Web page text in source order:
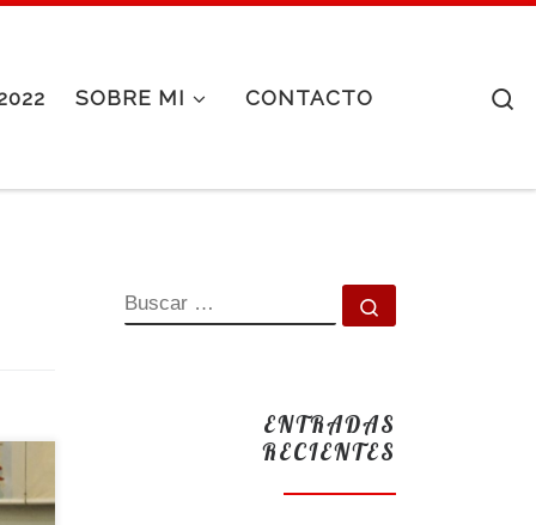
SOBRE MI CONTACTO
BUSCAR
ENTRADAS
RECIENTES